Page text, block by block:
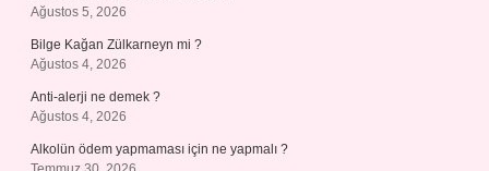
Ağustos 5, 2026
Bilge Kağan Zülkarneyn mi ?
Ağustos 4, 2026
Anti-alerji ne demek ?
Ağustos 4, 2026
Alkolün ödem yapmaması için ne yapmalı ?